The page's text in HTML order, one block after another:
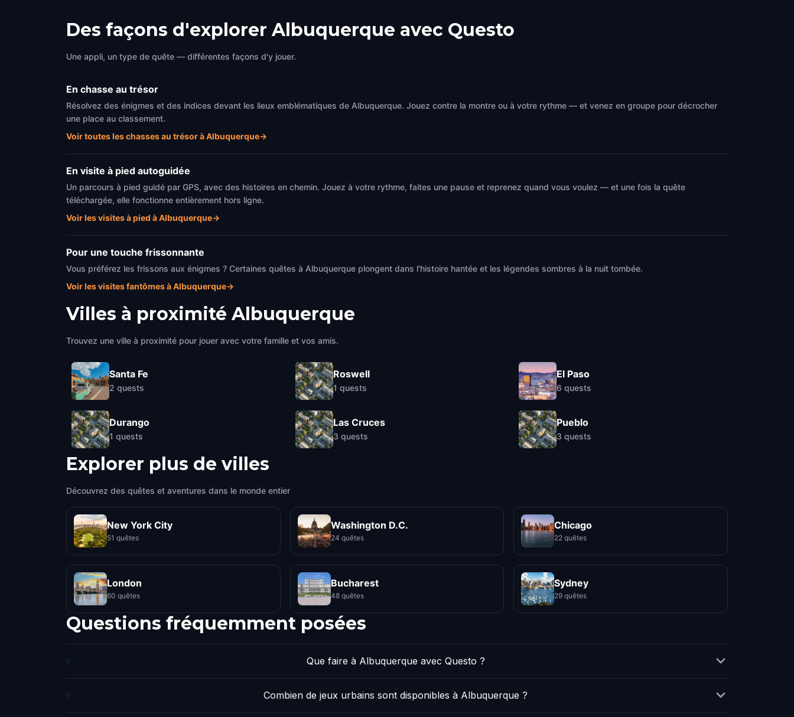
Des façons d'explorer Albuquerque avec Questo
Une appli, un type de quête — différentes façons d'y jouer.
En chasse au trésor
Résolvez des énigmes et des indices devant les lieux emblématiques de Albuquerque. Jouez contre la montre ou à votre rythme — et venez en groupe pour décrocher
une place au classement.
Voir toutes les chasses au trésor à Albuquerque→
En visite à pied autoguidée
Un parcours à pied guidé par GPS, avec des histoires en chemin. Jouez à votre rythme, faites une pause et reprenez quand vous voulez — et une fois la quête
téléchargée, elle fonctionne entièrement hors ligne.
Voir les visites à pied à Albuquerque→
Pour une touche frissonnante
Vous préférez les frissons aux énigmes ? Certaines quêtes à Albuquerque plongent dans l'histoire hantée et les légendes sombres à la nuit tombée.
Voir les visites fantômes à Albuquerque→
Villes à proximité Albuquerque
Trouvez une ville à proximité pour jouer avec votre famille et vos amis.
Santa Fe
2 quests
Durango
1 quests
Roswell
1 quests
Las Cruces
3 quests
El Paso
6 quests
Pueblo
3 quests
Explorer plus de villes
Découvrez des quêtes et aventures dans le monde entier
New York City
51 quêtes
Washington D.C.
24 quêtes
Chicago
22 quêtes
London
60 quêtes
Bucharest
48 quêtes
Sydney
29 quêtes
Questions fréquemment posées
Que faire à Albuquerque avec Questo ?
Combien de jeux urbains sont disponibles à Albuquerque ?